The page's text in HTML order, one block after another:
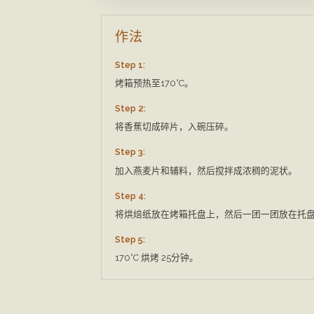
作法
Step 1:
烤箱预热至170°C。
Step 2:
将香蕉切成碎片，入碗压碎。
Step 3:
加入燕麦片和辅料，然后搅拌成浓稠的泥状。
Step 4:
将烘焙纸放在烤箱托盘上，然后一团一团放在托
Step 5:
170°C 烘烤 25分钟。